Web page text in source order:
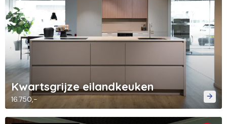
Kwartsgrijze eilandkeuken
16.750,-